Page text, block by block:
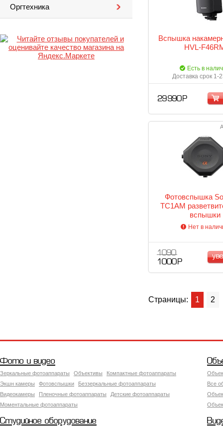
Оргтехника
Вспышка
HVL-
Есть в
Доставка срок 1-
29 990 Р
Фотовспышка
TC1AM
вспышки
Нет в
1 090
1 000 Р
Страницы: 1 2
Фото и видео
Зеркальные фотоаппараты Объективы
Компактные фотоаппараты
Экшн камеры
Фотовспышки
Беззеркальные фотоаппараты
Видеокамеры
Пленочные фотоаппараты
Детские фотоаппараты
Моментальные фотоаппараты
Все
Студийное оборудование